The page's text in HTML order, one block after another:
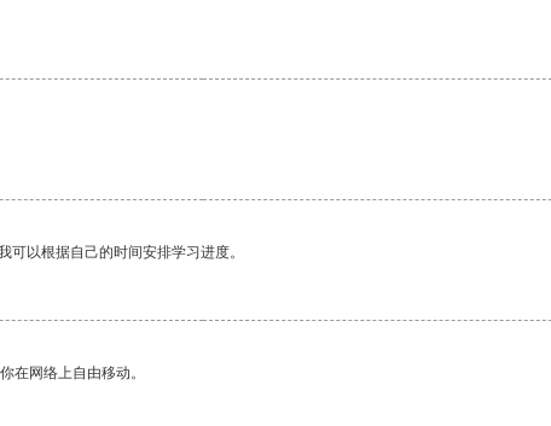
以根据自己的时间安排学习进度。
在网络上自由移动。